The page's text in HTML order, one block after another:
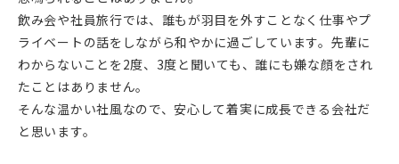
飲み会や社員旅行では、誰もが羽目を外すことなく仕事やプ
ライベートの話をしながら和やかに過ごしています。先輩に
わからないことを2度、3度と聞いても、誰にも嫌な顔をされ
たことはありません。
そんな温かい社風なので、安心して着実に成長できる会社だ
と思います。